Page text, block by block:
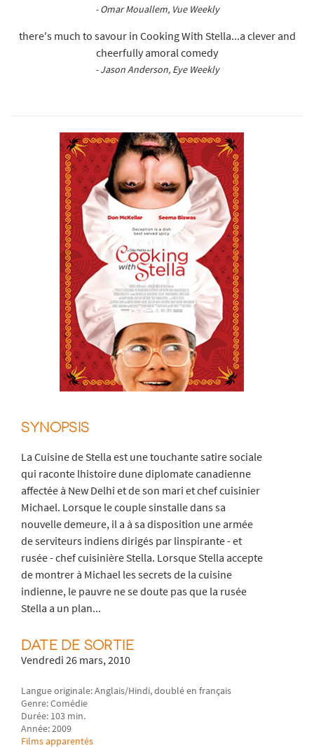
- Omar Mouallem, Vue Weekly
there's much to savour in Cooking With Stella...a clever and
cheerfully amoral comedy
- Jason Anderson, Eye Weekly
SYNOPSIS
La Cuisine de Stella est une touchante satire sociale
qui raconte lhistoire dune diplomate canadienne
affectée à New Delhi et de son mari et chef cuisinier
Michael. Lorsque le couple sinstalle dans sa
nouvelle demeure, il a à sa disposition une armée
de serviteurs indiens dirigés par linspirante - et
rusée - chef cuisinière Stella. Lorsque Stella accepte
de montrer à Michael les secrets de la cuisine
indienne, le pauvre ne se doute pas que la rusée
Stella a un plan...
DATE DE SORTIE
Vendredi 26 mars, 2010
Langue originale: Anglais/Hindi, doublé en français
Genre: Comédie
Durée: 103 min.
Année: 2009
Films apparentés